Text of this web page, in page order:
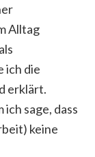
Alltag
ich die
erklärt.
sage, dass
keine